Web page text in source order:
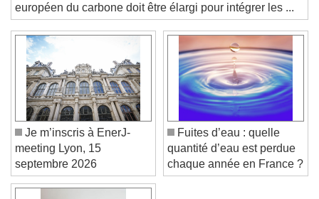
Color Opacity
Text Background
Color Opacity
Caption Area Background
Color Opacity
Font Size
Text Edge Style
européen du carbone doit être élargi pour intégrer les ...
Je m’inscris à EnerJ-
meeting Lyon, 15
septembre 2026
Fuites d’eau : quelle
quantité d’eau est perdue
chaque année en France ?